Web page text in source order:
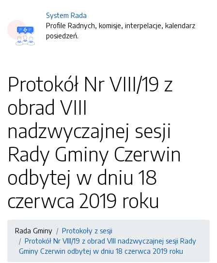
System Rada
Profile Radnych, komisje, interpelacje, kalendarz
posiedzeń.
Protokół Nr VIII/19 z
obrad VIII
nadzwyczajnej sesji
Rady Gminy Czerwin
odbytej w dniu 18
czerwca 2019 roku
Rada Gminy
Protokoły z sesji
Protokół Nr VIII/19 z obrad VIII nadzwyczajnej sesji Rady
Gminy Czerwin odbytej w dniu 18 czerwca 2019 roku